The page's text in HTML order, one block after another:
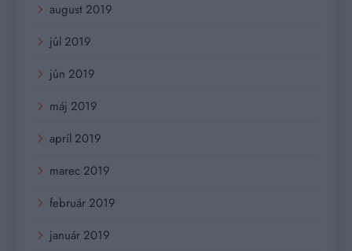
august 2019
júl 2019
jún 2019
máj 2019
apríl 2019
marec 2019
február 2019
január 2019